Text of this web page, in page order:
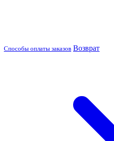
Способы оплаты заказов Возврат